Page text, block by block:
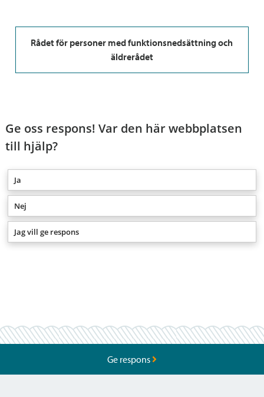
Rådet för personer med funktionsnedsättning och
äldrerådet
Ge oss respons! Var den här webbplatsen
till hjälp?
Ja
Nej
Jag vill ge respons
Ge respons